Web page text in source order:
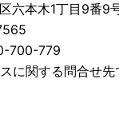
六本木1丁目9番9
700-779
に関する問合せ先